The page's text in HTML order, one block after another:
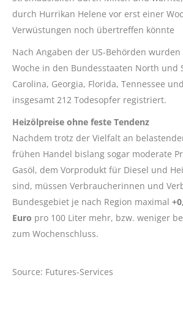
durch Hurrikan Helene vor erst einer
Verwüstungen noch übertreffen könnte
Nach Angaben der US-Behörden
Woche in den Bundesstaaten North und
Carolina, Georgia, Florida, Tennessee
insgesamt 212 Todesopfer registriert.
Heizölpreise ohne feste Tendenz
Nachdem trotz der Vielfalt an
frühen Handel bislang sogar moderate
Gasöl, dem Vorprodukt für Diesel und
sind, müssen Verbraucherinnen und
Bundesgebiet je nach Region maximal
Euro pro 100 Liter mehr, bzw. weniger
zum Wochenschluss.
Source: Futures-Services